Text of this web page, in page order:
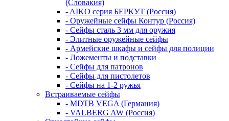
(Словакия)
- AIKO серия БЕРКУТ (Россия)
- Оружейные сейфы Контур (Россия)
- Сейфы сталь 3 мм для оружия
- Элитные оружейные сейфы
- Армейские шкафы и сейфы для полиции
- Ложементы и подставки
- Сейфы для патронов
- Сейфы для пистолетов
- Сейфы на 1-2 ружья
Встраиваемые сейфы
- MDTB VEGA (Германия)
- VALBERG AW (Россия)